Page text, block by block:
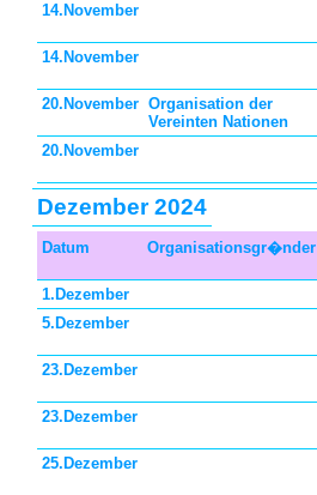
14.November
14.November
20.November Organisation der
Vereinten Nationen
20.November
Dezember 2024
Datum Organisationsgr�nder
1.Dezember
5.Dezember
23.Dezember
23.Dezember
25.Dezember